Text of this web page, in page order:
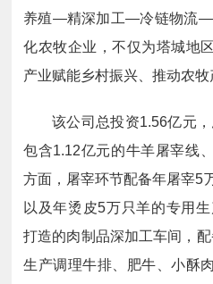
养殖—精深加工—冷链物流—
化农牧企业，不仅为塔城地
产业赋能乡村振兴、推动农牧
该公司总投资1.56亿元
包含1.12亿元的牛羊屠宰线
方面，屠宰环节配备年屠宰5
以及年烫皮5万只羊的专用
打造的肉制品深加工车间，
生产调理牛排、肥牛、小酥